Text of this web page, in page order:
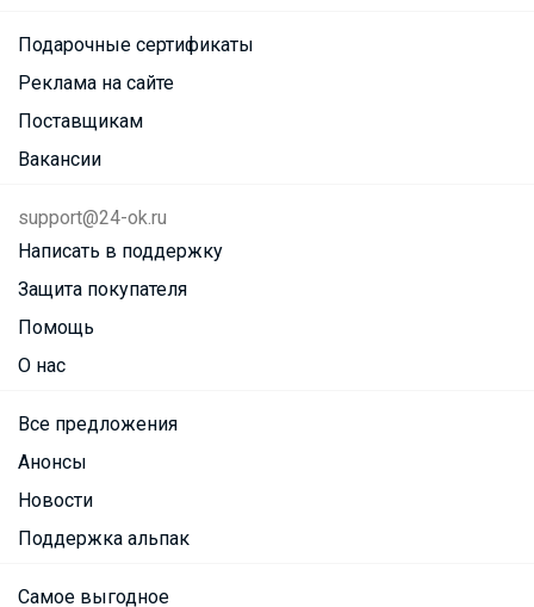
Подарочные сертификаты
Реклама на сайте
Поставщикам
Вакансии
support@24-ok.ru
Написать в поддержку
Защита покупателя
Помощь
О нас
Все предложения
Анонсы
Новости
Поддержка альпак
Самое выгодное